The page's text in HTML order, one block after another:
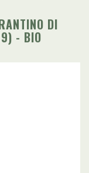
DI
- BIO